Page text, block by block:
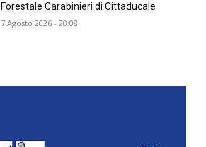
Forestale Carabinieri di Cittaducale
7 Agosto 2026 - 20:08